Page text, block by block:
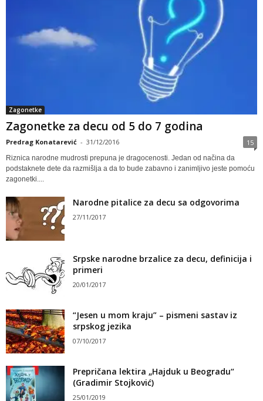
Zagonetke
Zagonetke za decu od 5 do 7 godina
Predrag Konatarević - 31/12/2016 15
Riznica narodne mudrosti prepuna je dragocenosti. Jedan od načina da
podstaknete dete da razmišlja a da to bude zabavno i zanimljivo jeste pomoću
zagonetki....
Narodne pitalice za decu sa odgovorima
27/11/2017
Srpske narodne brzalice za decu, definicija i
primeri
20/01/2017
“Jesen u mom kraju” – pismeni sastav iz
srpskog jezika
07/10/2017
Prepričana lektira „Hajduk u Beogradu“
(Gradimir Stojković)
25/01/2019